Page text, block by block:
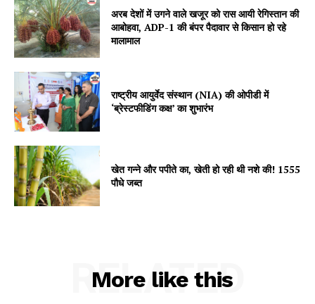
Subscription Plans
My account
अरब देशों में उगने वाले खजूर को रास आयी रेगिस्तान की
आबोहवा, ADP-1 की बंपर पैदावार से किसान हो रहे
मालामाल
राष्ट्रीय आयुर्वेद संस्थान (NIA) की ओपीडी में
‘ब्रेस्टफीडिंग कक्ष’ का शुभारंभ
खेत गन्ने और पपीते का, खेती हो रही थी नशे की! 1555
पौधे जब्त
More like this
RELATED